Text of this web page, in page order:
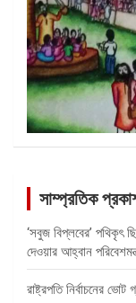
সাম্প্রতিক
‘সবুজ বিপ্লবের’ পথিকৃৎ
দেওয়ার আহ্বান
রাষ্ট্রপতি নির্বাচনের